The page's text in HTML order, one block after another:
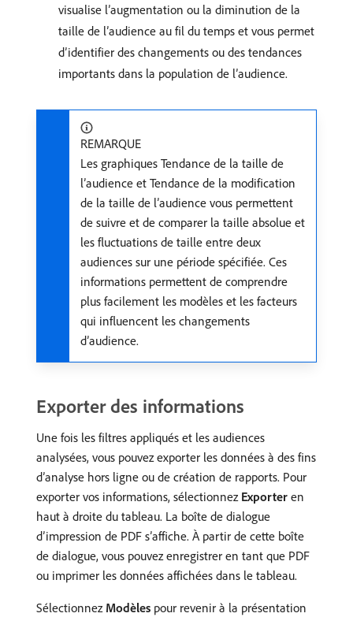
visualise l’augmentation ou la diminution de la
taille de l’audience au fil du temps et vous permet
d’identifier des changements ou des tendances
importants dans la population de l’audience.
REMARQUE
Les graphiques Tendance de la taille de
l’audience et Tendance de la modification
de la taille de l’audience vous permettent
de suivre et de comparer la taille absolue et
les fluctuations de taille entre deux
audiences sur une période spécifiée. Ces
informations permettent de comprendre
plus facilement les modèles et les facteurs
qui influencent les changements
d’audience.
Exporter des informations
Une fois les filtres appliqués et les audiences
analysées, vous pouvez exporter les données à des fins
d’analyse hors ligne ou de création de rapports. Pour
exporter vos informations, sélectionnez Exporter en
haut à droite du tableau. La boîte de dialogue
d’impression de PDF s’affiche. À partir de cette boîte
de dialogue, vous pouvez enregistrer en tant que PDF
ou imprimer les données affichées dans le tableau.
Sélectionnez Modèles pour revenir à la présentation